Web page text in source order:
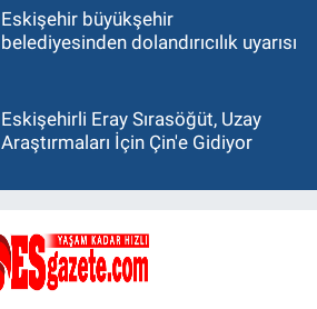
Eskişehir büyükşehir
belediyesinden dolandırıcılık uyarısı
Eskişehirli Eray Sırasöğüt, Uzay
Araştırmaları İçin Çin'e Gidiyor